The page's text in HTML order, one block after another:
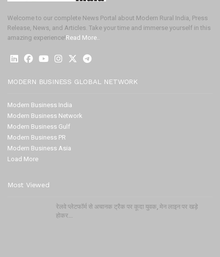
Welcome to our complete News Portal about Modern Rural India, Press
Release, News, and Articles. Take your time and immerse yourself in this
amazing experience!Read More..
MODERN BUSINESS GLOBAL NETWORK
Modern Business India
Modern Business Network
Modern Business Gulf
Modern Business PR
Modern Business Asia
Load More
Most Viewed
रेलवे प्लेटफॉर्म से अचानक ट्रैक पर कूदा युवक, मेन लाइन पर खड़े
होकर…